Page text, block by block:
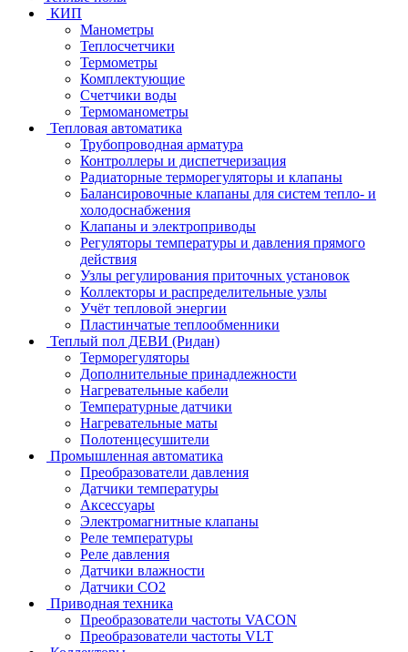
КИП
Манометры
Теплосчетчики
Термометры
Комплектующие
Счетчики воды
Термоманометры
Тепловая автоматика
Трубопроводная арматура
Контроллеры и диспетчеризация
Радиаторные терморегуляторы и клапаны
Балансировочные клапаны для систем тепло- и
холодоснабжения
Клапаны и электроприводы
Регуляторы температуры и давления прямого
действия
Узлы регулирования приточных установок
Коллекторы и распределительные узлы
Учёт тепловой энергии
Пластинчатые теплообменники
Теплый пол ДЕВИ (Ридан)
Терморегуляторы
Дополнительные принадлежности
Нагревательные кабели
Температурные датчики
Нагревательные маты
Полотенцесушители
Промышленная автоматика
Преобразователи давления
Датчики температуры
Аксессуары
Электромагнитные клапаны
Реле температуры
Реле давления
Датчики влажности
Датчики CO2
Приводная техника
Преобразователи частоты VACON
Преобразователи частоты VLT